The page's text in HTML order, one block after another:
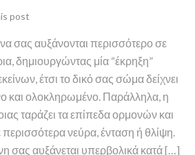
post
σας αυξάνονται περισσότερο σε
δημιουργώντας μία “έκρηξη”
έτσι το δικό σας σώμα δείχνει
και ολοκληρωμένο. Παράλληλα, η
ταράζει τα επίπεδα ορμονών και
νεύρα, ένταση ή θλίψη.
σας αυξάνεται υπερβολικά κατά […]